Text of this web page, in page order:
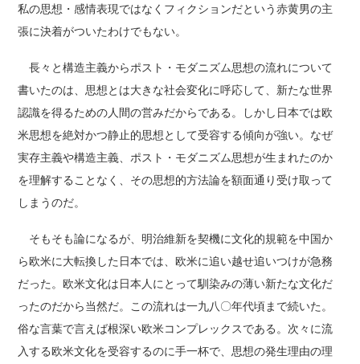
私の思想・感情表現ではなくフィクションだという赤黄男の主
張に決着がついたわけでもない。
長々と構造主義からポスト・モダニズム思想の流れについて
書いたのは、思想とは大きな社会変化に呼応して、新たな世界
認識を得るための人間の営みだからである。しかし日本では欧
米思想を絶対かつ静止的思想として受容する傾向が強い。なぜ
実存主義や構造主義、ポスト・モダニズム思想が生まれたのか
を理解することなく、その思想的方法論を額面通り受け取って
しまうのだ。
そもそも論になるが、明治維新を契機に文化的規範を中国か
ら欧米に大転換した日本では、欧米に追い越せ追いつけが急務
だった。欧米文化は日本人にとって馴染みの薄い新たな文化だ
ったのだから当然だ。この流れは一九八〇年代頃まで続いた。
俗な言葉で言えば根深い欧米コンプレックスである。次々に流
入する欧米文化を受容するのに手一杯で、思想の発生理由の理